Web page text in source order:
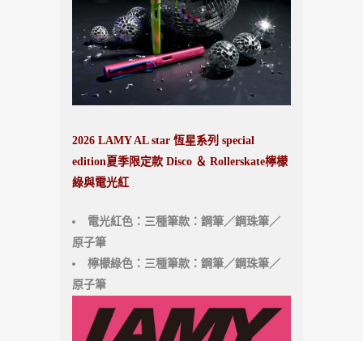
2026 LAMY AL star 恆星系列 special
edition夏季限定款 Disco ＆ Rollerskate檸檬
綠與電光紅
電光紅色：三種筆款：鋼筆／鋼珠筆／
原子筆
檸檬綠色：三種筆款：鋼筆／鋼珠筆／
原子筆